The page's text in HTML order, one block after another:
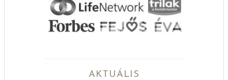
AKTUÁLIS